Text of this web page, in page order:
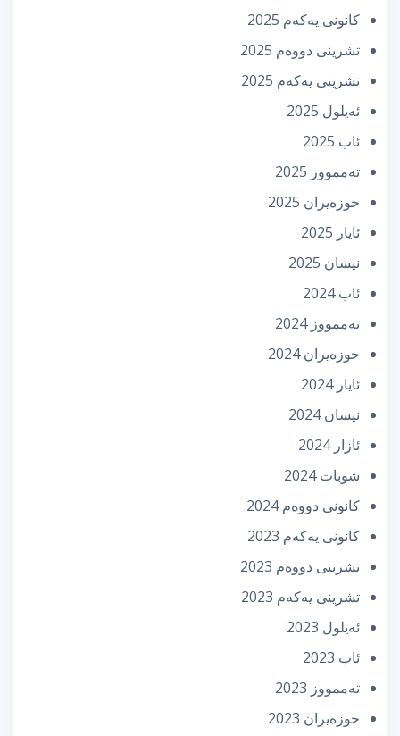
كانونی یه‌كه‌م 2025
تشرینی دووه‌م 2025
تشرینی یه‌كه‌م 2025
ئه‌یلول 2025
ئاب 2025
تەممووز 2025
حوزه‌یران 2025
ئایار 2025
نیسان 2025
ئاب 2024
تەممووز 2024
حوزه‌یران 2024
ئایار 2024
نیسان 2024
ئازار 2024
شوبات 2024
كانونی دووه‌م 2024
كانونی یه‌كه‌م 2023
تشرینی دووه‌م 2023
تشرینی یه‌كه‌م 2023
ئه‌یلول 2023
ئاب 2023
تەممووز 2023
حوزه‌یران 2023